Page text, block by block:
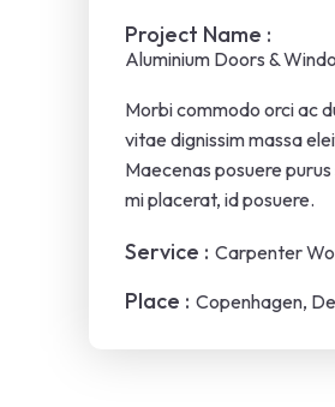
Project Name :
Aluminium Doors &
Morbi commodo orci ac
vitae dignissim massa
Maecenas posuere
mi placerat, id posuere.
Service : Carpenter
Place : Copenhagen,